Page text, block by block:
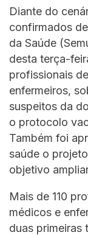
Diante do
confirmados
da Saúde
desta terça-
profissionais
enfermeiros,
suspeitos da
o protocolo
Também foi
saúde o
objetivo
Mais de 110
médicos e
duas primeiras